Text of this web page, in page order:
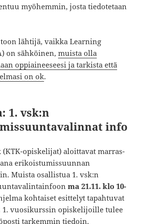
myöhemmin, josta tiedotetaan
lähtijä, vaikka Learning
on sähköinen,muista olla
oppiaineeseesi ja tarkista että
on ok.
1. vsk:n
info
(KTK-opiskelijat) aloittavat marras-
erikoistumissuunnan
Muista osallistua 1. vsk:n
ma 21.11. klo 10-
kohtaiset esittelyt tapahtuvat
1. vuosikurssin opiskelijoille tulee
tarkemmin tiedoin.